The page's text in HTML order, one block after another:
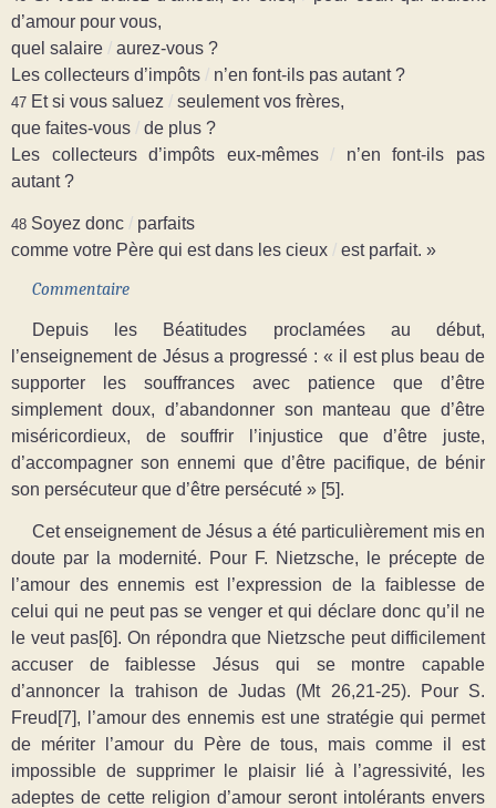
d’amour pour vous,
quel salaire / aurez-vous ?
Les collecteurs d’impôts / n’en font-ils pas autant ?
47 Et si vous saluez / seulement vos frères,
que faites-vous / de plus ?
Les collecteurs d’impôts eux-mêmes / n’en font-ils pas
autant ?
48 Soyez donc / parfaits
comme votre Père qui est dans les cieux / est parfait. »
Commentaire
Depuis les Béatitudes proclamées au début,
l’enseignement de Jésus a progressé : « il est plus beau de
supporter les souffrances avec patience que d’être
simplement doux, d’abandonner son manteau que d’être
miséricordieux, de souffrir l’injustice que d’être juste,
d’accompagner son ennemi que d’être pacifique, de bénir
son persécuteur que d’être persécuté » [5].
Cet enseignement de Jésus a été particulièrement mis en
doute par la modernité. Pour F. Nietzsche, le précepte de
l’amour des ennemis est l’expression de la faiblesse de
celui qui ne peut pas se venger et qui déclare donc qu’il ne
le veut pas[6]. On répondra que Nietzsche peut difficilement
accuser de faiblesse Jésus qui se montre capable
d’annoncer la trahison de Judas (Mt 26,21-25). Pour S.
Freud[7],
l’amour des ennemis est une stratégie qui permet
de mériter l’amour du Père de tous, mais comme il est
impossible de supprimer le plaisir lié à l’agressivité, les
adeptes de cette religion d’amour seront intolérants envers